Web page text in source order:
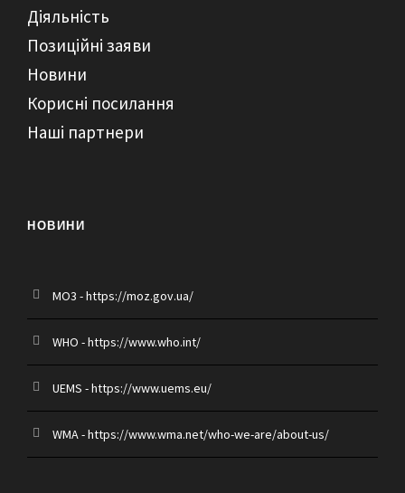
Діяльність
Позиційні заяви
Новини
Корисні посилання
Наші партнери
НОВИНИ
MO3 - https://moz.gov.ua/
WHO - https://www.who.int/
UEMS - https://www.uems.eu/
WMA - https://www.wma.net/who-we-are/about-us/